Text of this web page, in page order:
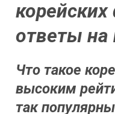
ответы на
Что такое
высоким
так